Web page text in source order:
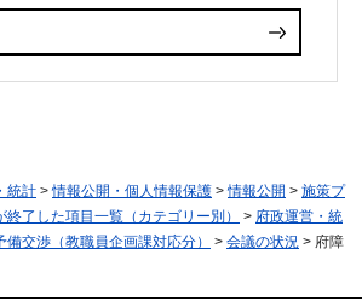
統計 >情報公開・個人情報保護 >情報公開 > 施策プ
終了した項目一覧（カテゴリー別） > 府政運営・統
交渉（教職員企画課対応分） > 会議の状況 > 府障